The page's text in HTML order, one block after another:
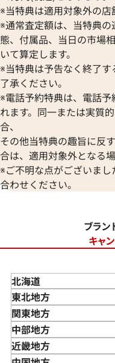
※当特典は適用対象外の店
※通常査定額は、当特典
態、付属品、当日の市場
いて算定します。
※当特典は予告なく終了
了承ください。
※電話予約特典は、電話
れます。同一または実質
合、
その他当特典の趣旨に反
合は、適用対象外となる
※ご不明な点がございま
合わせください。
ブラン
キャ
北海道
東北地方
青森県
岩手県
宮城県
秋田県
関東地方
東京都
神奈川県
埼玉県
中部地方
新潟県
近畿地方